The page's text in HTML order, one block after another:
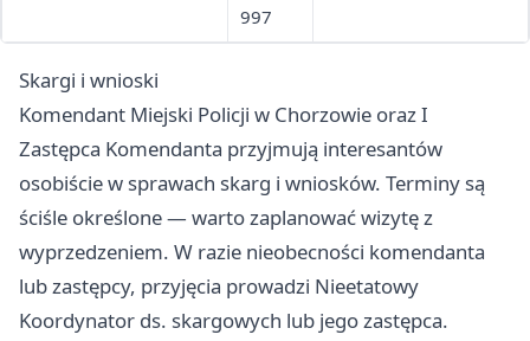
997
Skargi i wnioski
Komendant Miejski Policji w Chorzowie oraz I
Zastępca Komendanta przyjmują interesantów
osobiście w sprawach skarg i wniosków. Terminy są
ściśle określone — warto zaplanować wizytę z
wyprzedzeniem. W razie nieobecności komendanta
lub zastępcy, przyjęcia prowadzi Nieetatowy
Koordynator ds. skargowych lub jego zastępca.